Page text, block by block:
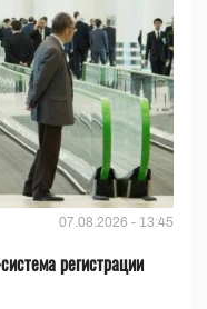
07.08.2026 - 13:45
регистрации